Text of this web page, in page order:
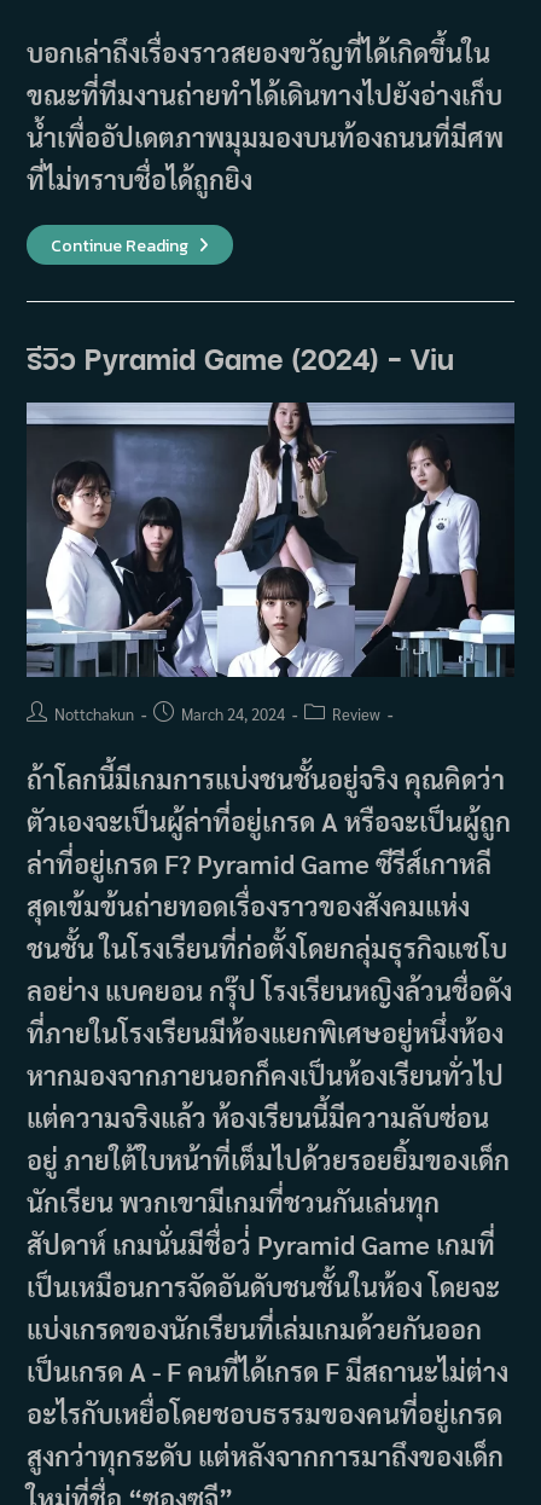
บอกเล่าถึงเรื่องราวสยองขวัญที่ได้เกิดขึ้นใน
ขณะที่ทีมงานถ่ายทำได้เดินทางไปยังอ่างเก็บ
น้ำเพื่ออัปเดตภาพมุมมองบนท้องถนนที่มีศพ
ที่ไม่ทราบชื่อได้ถูกยิง
Continue Readingเรื่อง
ย่อ
Water
(2026)
รีวิว Pyramid Game (2024) – Viu
PostNottchakun
PostMarch 24, 2024
PostReview
ถ้าโลกนี้มีเกมการแบ่งชนชั้นอยู่จริง คุณคิดว่า
ตัวเองจะเป็นผู้ล่าที่อยู่เกรด A หรือจะเป็นผู้ถูก
ล่าที่อยู่เกรด F? Pyramid Game ซีรีส์เกาหลี
สุดเข้มข้นถ่ายทอดเรื่องราวของสังคมแห่ง
ชนชั้น ในโรงเรียนที่ก่อตั้งโดยกลุ่มธุรกิจแชโบ
ลอย่าง แบคยอน กรุ๊ป โรงเรียนหญิงล้วนชื่อดัง
ที่ภายในโรงเรียนมีห้องแยกพิเศษอยู่หนึ่งห้อง
หากมองจากภายนอกก็คงเป็นห้องเรียนทั่วไป
แต่ความจริงแล้ว ห้องเรียนนี้มีความลับซ่อน
อยู่ ภายใต้ใบหน้าที่เต็มไปด้วยรอยยิ้มของเด็ก
นักเรียน พวกเขามีเกมที่ชวนกันเล่นทุก
สัปดาห์ เกมนั่นมีชื่อว่่ Pyramid Game เกมที่
เป็นเหมือนการจัดอันดับชนชั้นในห้อง โดยจะ
แบ่งเกรดของนักเรียนที่เล่มเกมด้วยกันออก
เป็นเกรด A - F คนที่ได้เกรด F มีสถานะไม่ต่าง
อะไรกับเหยื่อโดยชอบธรรมของคนที่อยู่เกรด
สูงกว่าทุกระดับ แต่หลังจากการมาถึงของเด็ก
ใหม่ที่ชื่อ “ซองซูจี”…